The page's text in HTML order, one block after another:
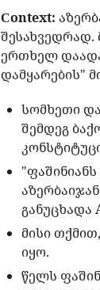
Сontext:
შესახვედრად.
ერთხელ
დამყარების"
სომხეთი
შემდეგ
განუცხადა
მისი
იყო.
წელს